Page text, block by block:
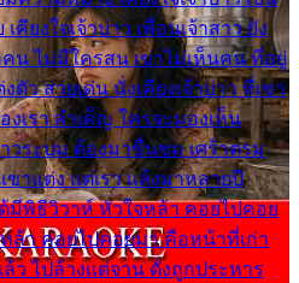
ยงใจเจ้าบ่าว เพื่อนเจ้าสาว ยัง
น ไม่มีใครสน เขาไม่เห็นคน ที่อยู่
ตัว สวยเด่น นั่งเคียงเจ้าบ่าว ที่เขา
งเรา ลำเค็ญ ใครจะมองเห็น
วระบม ต้องมาขื่นขม เศร้าตรม
าแต่ง แต่เรา แล้งมาหลายปี
มีพิธีวิวาห์ หัวใจหล้า คอยไปคอย
ล้า คอยไปคอยมา คือหน้าที่เก่า
ว ไปล้างแต่จาน ดั่งถูกประหาร